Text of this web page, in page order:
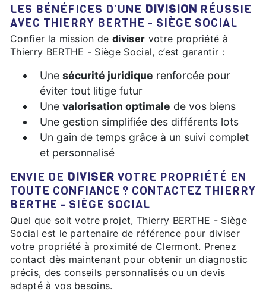
LES BÉNÉFICES D’UNE DIVISION RÉUSSIE
AVEC THIERRY BERTHE - SIÈGE SOCIAL
Confier la mission dediviser votre propriété à
Thierry BERTHE - Siège Social, c’est garantir :
Une sécurité juridique renforcée pour
éviter tout litige futur
Une valorisation optimale de vos biens
Une gestion simplifiée des différents lots
Un gain de temps grâce à un suivi complet
et personnalisé
ENVIE DE DIVISER VOTRE PROPRIÉTÉ EN
TOUTE CONFIANCE ? CONTACTEZ THIERRY
BERTHE - SIÈGE SOCIAL
Quel que soit votre projet, Thierry BERTHE - Siège
Social est le partenaire de référence pour diviser
votre propriété à proximité de Clermont. Prenez
contact dès maintenant pour obtenir un diagnostic
précis, des conseils personnalisés ou un devis
adapté à vos besoins.